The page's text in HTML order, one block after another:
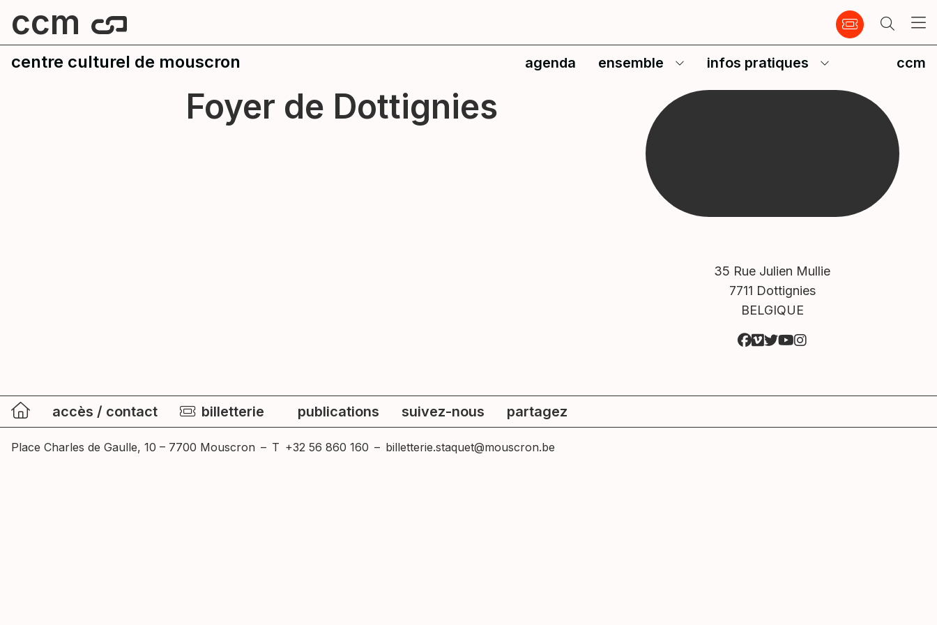
ccm
centre culturel de mouscron agenda ensemble infos pratiques ccm
Foyer de Dottignies
35 Rue Julien Mullie
7711 Dottignies
BELGIQUE
accès / contact billetterie publications suivez-nous partagez
Place Charles de Gaulle, 10 – 7700 Mouscron – T +32 56 860 160 – billetterie.staquet@mouscron.be